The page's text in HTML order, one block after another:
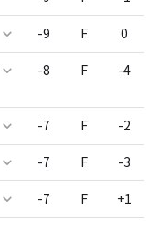
-9 F 0
-8 F -4
-7 F -2
-7 F -3
-7 F +1